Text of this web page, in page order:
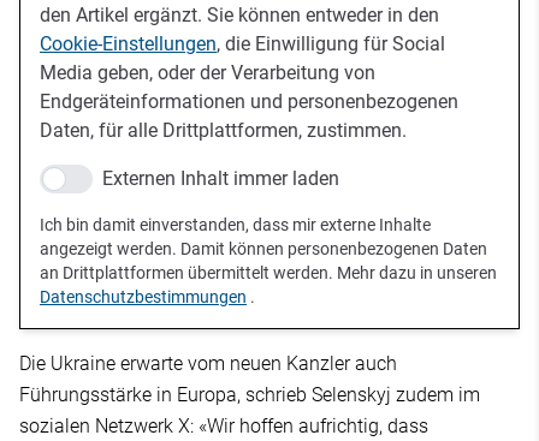
den Artikel ergänzt. Sie können entweder in den
Cookie-Einstellungen, die Einwilligung für Social
Media geben, oder der Verarbeitung von
Endgeräteinformationen und personenbezogenen
Daten, für alle Drittplattformen, zustimmen.
Externen Inhalt immer laden
Ich bin damit einverstanden, dass mir externe Inhalte
angezeigt werden. Damit können personenbezogenen Daten
an Drittplattformen übermittelt werden. Mehr dazu in unseren
Datenschutzbestimmungen .
Die Ukraine erwarte vom neuen Kanzler auch
Führungsstärke in Europa, schrieb Selenskyj zudem im
sozialen Netzwerk X: «Wir hoffen aufrichtig, dass